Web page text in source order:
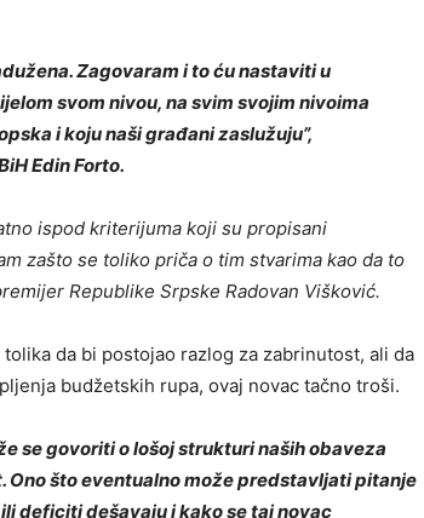
Zagovaram i to ću nastaviti u
svom nivou, na svim svojim nivoima
i koju naši građani zaslužuju”,
Edin Forto.
ispod kriterijuma koji su propisani
zašto se toliko priča o tim stvarima kao da to
Republike Srpske Radovan Višković.
da bi postojao razlog za zabrinutost, ali da
budžetskih rupa, ovaj novac tačno troši.
se govoriti o lošoj strukturi naših obaveza
što eventualno može predstavljati pitanje
deficiti dešavaju i kako se taj novac